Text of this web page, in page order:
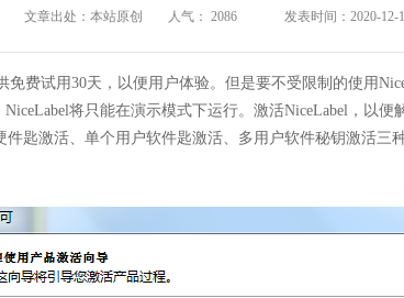
文章出处：本站原创 人气： 2086 发表时间：2020-12-
免费试用30天，以便用户体验。但是要不受限制的使用
将只能在演示模式下运行。激活NiceLabel，以
件匙激活、单个用户软件匙激活、多用户软件秘钥激活三